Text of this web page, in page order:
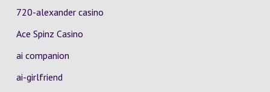
720-alexander casino
Ace Spinz Casino
ai companion
ai-girlfriend